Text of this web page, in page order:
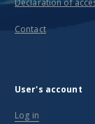
Declaration of
Contact
User's account
Log in